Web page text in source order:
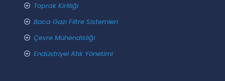
Toprak Kirliliği
Baca Gazı Filtre Sistemleri
Çevre Mühendisliği
Endüstriyel Atık Yönetimi